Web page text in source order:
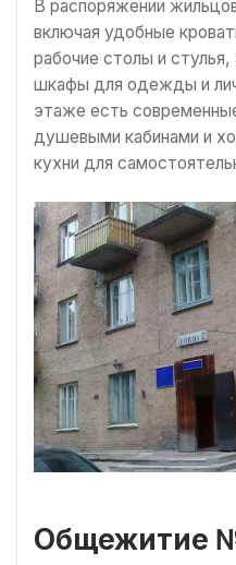
В распоряжении
включая удобные
рабочие столы и
шкафы для одежды и
этаже есть
душевыми кабинами и
кухни для
Общежитие